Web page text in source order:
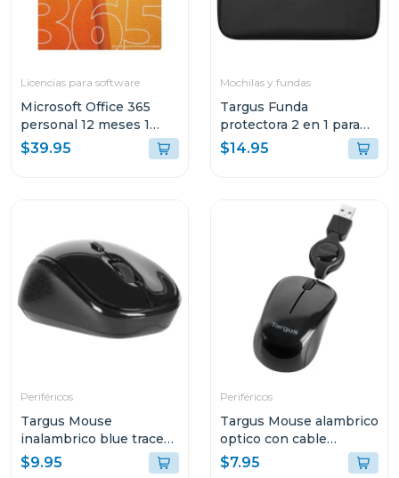
Licencias para software
Microsoft Office 365
personal 12 meses 1
dispositivo
$39.95
Mochilas y fundas
Targus Funda
protectora 2 en 1 para
laptop de 14"
$14.95
Periféricos
Targus Mouse
inalambrico blue trace
optico color negro
$9.95
Periféricos
Targus Mouse alambrico
optico con cable
retractil amu75
$7.95